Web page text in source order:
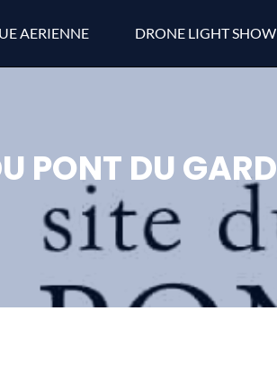
AERIENNE DRONE LIGHT SHOW
PONT DU GARD